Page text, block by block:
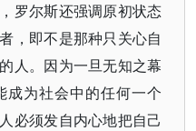
罗尔斯还强调原初状态
，即不是那种只关心自
人。因为一旦无知之幕
为社会中的任何一个
必须发自内心地把自己